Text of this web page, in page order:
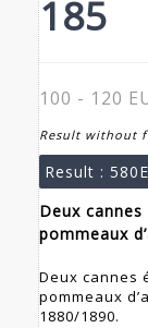
185
100 - 120
Result without
Result :
Deux
pommeaux
Deux cannes
pommeaux
1880/1890.